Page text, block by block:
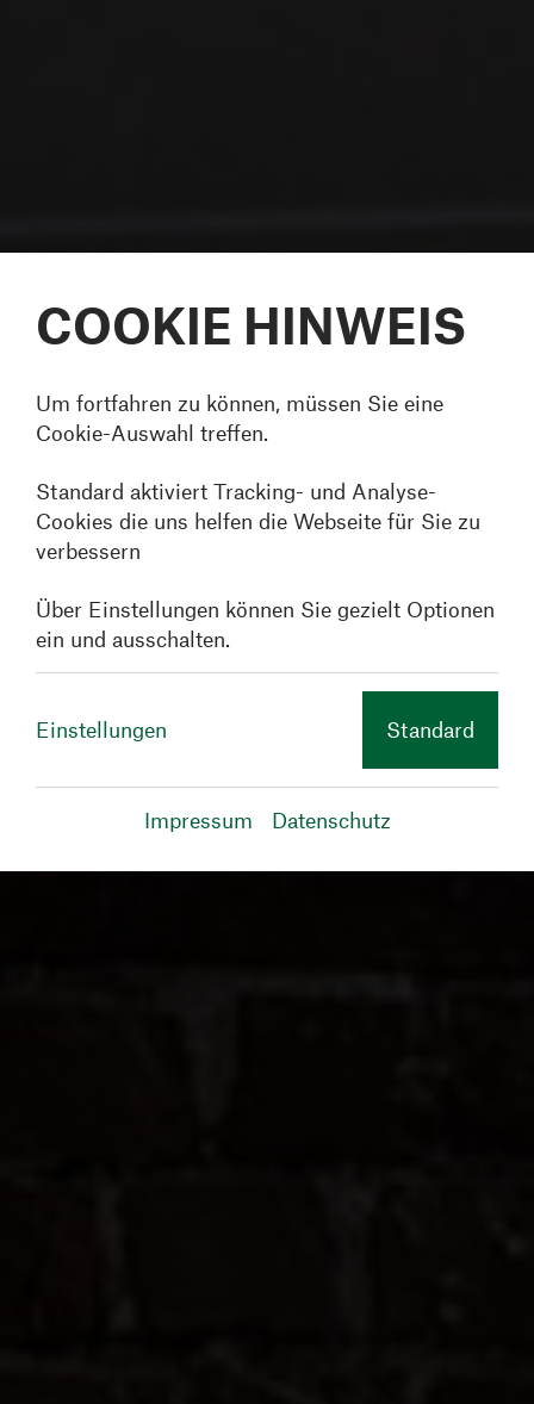
COOKIE HINWEIS
Um fortfahren zu können, müssen Sie eine
Cookie-Auswahl treffen.
Standard aktiviert Tracking- und Analyse-
Cookies die uns helfen die Webseite für Sie zu
verbessern
Über Einstellungen können Sie gezielt Optionen
ein und ausschalten.
Einstellungen Standard
Impressum Datenschutz